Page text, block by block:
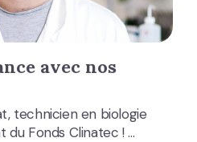
avec nos
technicien en biologie
du Fonds Clinatec ! …